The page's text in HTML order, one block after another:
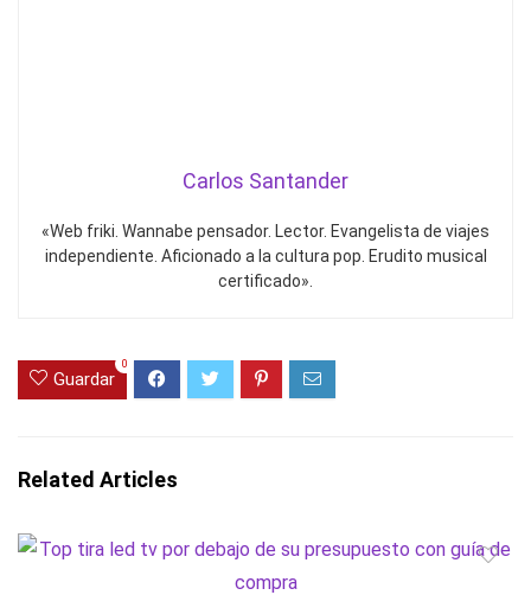
Carlos Santander
«Web friki. Wannabe pensador. Lector. Evangelista de viajes
independiente. Aficionado a la cultura pop. Erudito musical
certificado».
Guardar
0
Related Articles